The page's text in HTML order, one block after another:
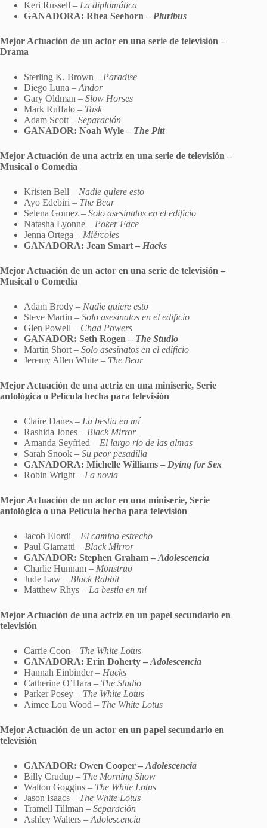
Keri Russell – La diplomática
GANADORA: Rhea Seehorn – Pluribus
Mejor Actuación de un actor en una serie de televisión –
Drama
Sterling K. Brown – Paradise
Diego Luna – Andor
Gary Oldman – Slow Horses
Mark Ruffalo – Task
Adam Scott – Separación
GANADOR: Noah Wyle – The Pitt
Mejor Actuación de una actriz en una serie de televisión –
Musical o Comedia
Kristen Bell – Nadie quiere esto
Ayo Edebiri – The Bear
Selena Gomez – Solo asesinatos en el edificio
Natasha Lyonne – Poker Face
Jenna Ortega – Miércoles
GANADORA: Jean Smart – Hacks
Mejor Actuación de un actor en una serie de televisión –
Musical o Comedia
Adam Brody – Nadie quiere esto
Steve Martin – Solo asesinatos en el edificio
Glen Powell – Chad Powers
GANADOR: Seth Rogen – The Studio
Martin Short – Solo asesinatos en el edificio
Jeremy Allen White – The Bear
Mejor Actuación de una actriz en una miniserie, Serie
antológica o Película hecha para televisión
Claire Danes – La bestia en mí
Rashida Jones – Black Mirror
Amanda Seyfried – El largo río de las almas
Sarah Snook – Su peor pesadilla
GANADORA: Michelle Williams – Dying for Sex
Robin Wright – La novia
Mejor Actuación de un actor en una miniserie, Serie
antológica o una Película hecha para televisión
Jacob Elordi – El camino estrecho
Paul Giamatti – Black Mirror
GANADOR: Stephen Graham – Adolescencia
Charlie Hunnam – Monstruo
Jude Law – Black Rabbit
Matthew Rhys – La bestia en mí
Mejor Actuación de una actriz en un papel secundario en
televisión
Carrie Coon – The White Lotus
GANADORA: Erin Doherty – Adolescencia
Hannah Einbinder – Hacks
Catherine O’Hara – The Studio
Parker Posey – The White Lotus
Aimee Lou Wood – The White Lotus
Mejor Actuación de un actor en un papel secundario en
televisión
GANADOR: Owen Cooper – Adolescencia
Billy Crudup – The Morning Show
Walton Goggins – The White Lotus
Jason Isaacs – The White Lotus
Tramell Tillman – Separación
Ashley Walters – Adolescencia